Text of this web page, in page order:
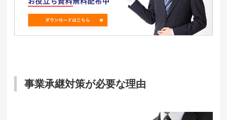
事業承継対策が必要な理由